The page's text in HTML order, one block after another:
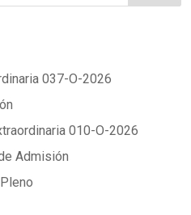
037-O-2026
010-O-2026
Admisión